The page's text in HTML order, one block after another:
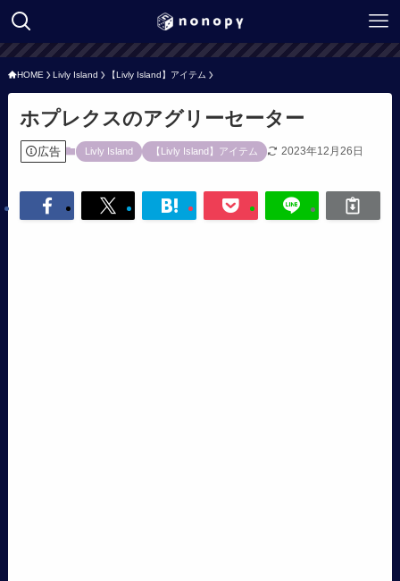
HOME Livly Island 【Livly Island】アイテム
ホプレクスのアグリーセーター
広告 Livly Island 【Livly Island】アイテム 2023年12月26日